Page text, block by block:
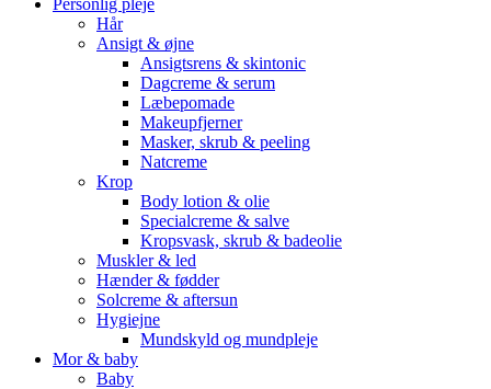
Personlig pleje
Hår
Ansigt & øjne
Ansigtsrens & skintonic
Dagcreme & serum
Læbepomade
Makeupfjerner
Masker, skrub & peeling
Natcreme
Krop
Body lotion & olie
Specialcreme & salve
Kropsvask, skrub & badeolie
Muskler & led
Hænder & fødder
Solcreme & aftersun
Hygiejne
Mundskyld og mundpleje
Mor & baby
Baby